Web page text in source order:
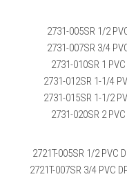
2731-005SR 1/2
2731-007SR 3/4
2731-010SR 1
2731-012SR 1-1/4
2731-015SR 1-1/2
2731-020SR 2
2721T-005SR 1/2 PVC
2721T-007SR 3/4 PVC